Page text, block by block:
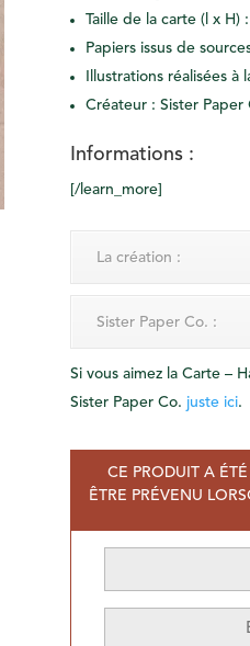
Taille de la carte (l x H)
Papiers issus de
Illustrations réalisées à
Créateur : Sister Paper
Informations :
[/learn_more]
La création :
Sister Paper Co. :
Si vous aimez la Carte –
Sister Paper Co. juste ici.
CE PRODUIT A
ÊTRE PRÉVENU